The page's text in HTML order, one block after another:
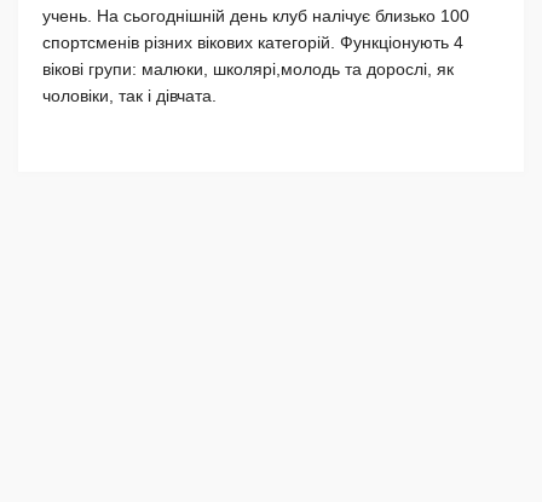
учень. На сьогоднішній день клуб налічує близько 100
спортсменів різних вікових категорій. Функціонують 4
вікові групи: малюки, школярі,молодь та дорослі, як
чоловіки, так і дівчата.